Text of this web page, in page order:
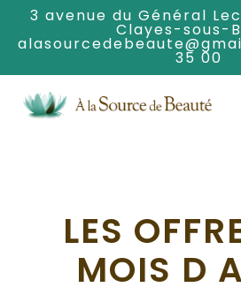
Skip
main
content
3 avenue du Général
Clayes-sous-
35 00
LES
MOIS D